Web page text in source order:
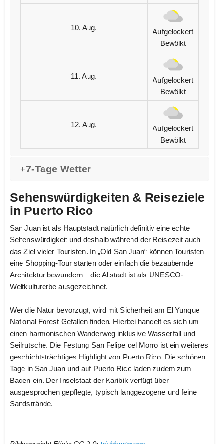
10. Aug.
Aufgelockert
Bewölkt
11. Aug.
Aufgelockert
Bewölkt
12. Aug.
Aufgelockert
Bewölkt
+7-Tage Wetter
Sehenswürdigkeiten & Reiseziele
in Puerto Rico
San Juan ist als Hauptstadt natürlich definitiv eine echte
Sehenswürdigkeit und deshalb während der Reisezeit auch
das Ziel vieler Touristen. In „Old San Juan“ können Touristen
eine Shopping-Tour starten oder einfach die bezaubernde
Architektur bewundern – die Altstadt ist als UNESCO-
Weltkulturerbe ausgezeichnet.
Wer die Natur bevorzugt, wird mit Sicherheit am El Yunque
National Forest Gefallen finden. Hierbei handelt es sich um
einen harmonischen Wanderweg inklusive Wasserfall und
Seilrutsche. Die Festung San Felipe del Morro ist ein weiteres
geschichtsträchtiges Highlight von Puerto Rico. Die schönen
Tage in San Juan und auf Puerto Rico laden zudem zum
Baden ein. Der Inselstaat der Karibik verfügt über
ausgesprochen gepflegte, typisch langgezogene und feine
Sandstrände.